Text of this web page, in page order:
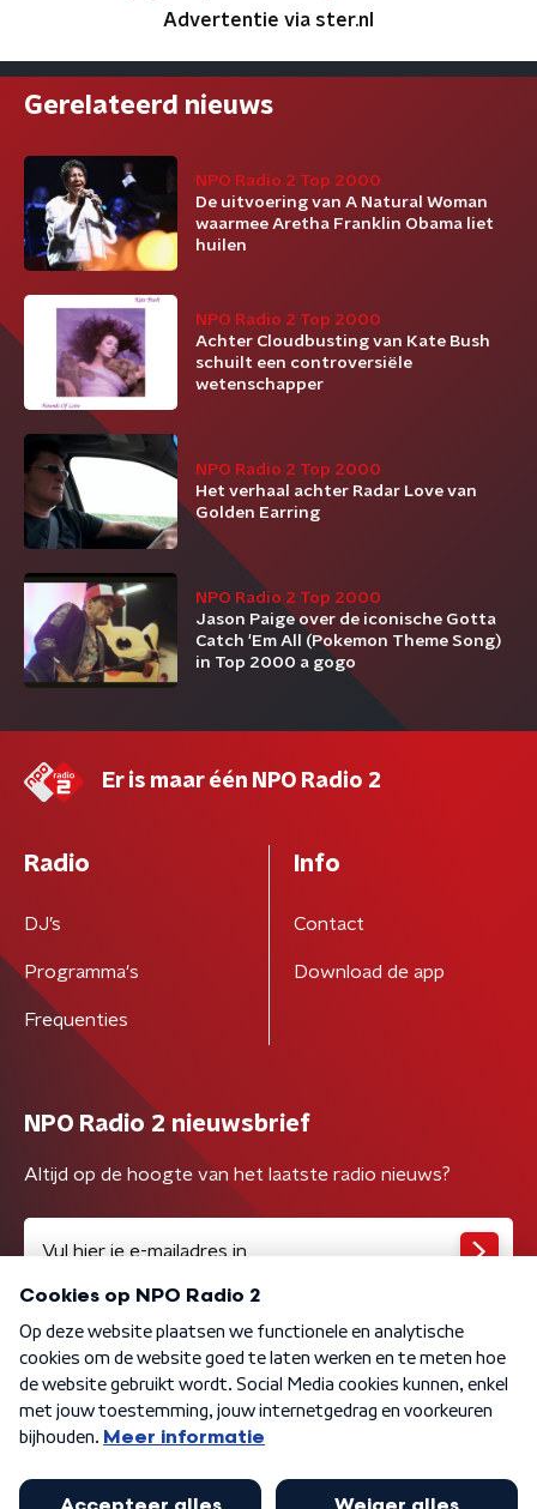
Advertentie via ster.nl
Gerelateerd nieuws
NPO Radio 2 Top 2000
De uitvoering van A Natural Woman
waarmee Aretha Franklin Obama liet
huilen
NPO Radio 2 Top 2000
Achter Cloudbusting van Kate Bush
schuilt een controversiële
wetenschapper
NPO Radio 2 Top 2000
Het verhaal achter Radar Love van
Golden Earring
NPO Radio 2 Top 2000
Jason Paige over de iconische Gotta
Catch 'Em All (Pokemon Theme Song)
in Top 2000 a gogo
Er is maar één NPO Radio 2
Radio
DJ’s
Programma's
Frequenties
Info
Contact
Download de app
NPO Radio 2 nieuwsbrief
Altijd op de hoogte van het laatste radio nieuws?
Algemene voorwaarden